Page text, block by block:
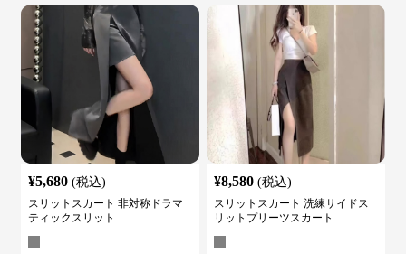
¥5,680 (税込)
スリットスカート 非対称ドラマ
ティックスリット
¥8,580 (税込)
スリットスカート 洗練サイドス
リットプリーツスカート